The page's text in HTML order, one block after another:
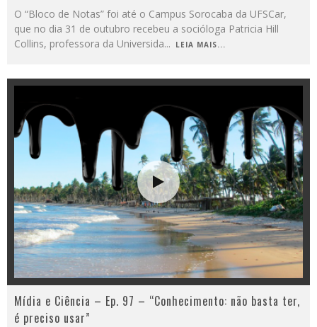
O “Bloco de Notas” foi até o Campus Sorocaba da UFSCar,
que no dia 31 de outubro recebeu a socióloga Patricia Hill
Collins, professora da Universida... LEIA MAIS...
Mídia e Ciência – Ep. 97 – “Conhecimento: não basta ter,
é preciso usar”